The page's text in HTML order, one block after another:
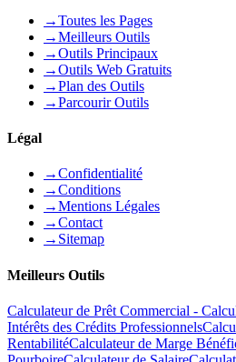
→Toutes les Pages
→Meilleurs Outils
→Outils Principaux
→Outils Web Gratuits
→Plan des Outils
→Parcourir Outils
Légal
→Confidentialité
→Conditions
→Mentions Légales
→Contact
→ Sitemap
Meilleurs Outils
Calculateur de Prêt Commercial -
Intérêts des Crédits Professionnels
RentabilitéCalculateur de Marge